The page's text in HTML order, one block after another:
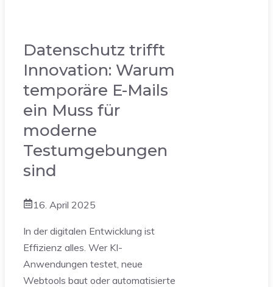
Datenschutz trifft
Innovation: Warum
temporäre E-Mails
ein Muss für
moderne
Testumgebungen
sind
16. April 2025
In der digitalen Entwicklung ist
Effizienz alles. Wer KI-
Anwendungen testet, neue
Webtools baut oder automatisierte